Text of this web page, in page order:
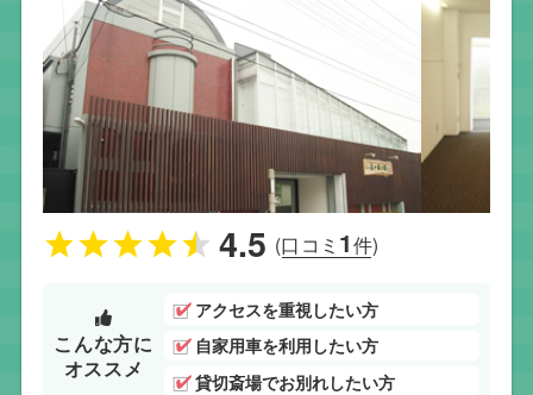
4.5 (口コミ 1件)
こんな方に
オススメ
アクセスを重視したい方
自家用車を利用したい方
貸切斎場でお別れしたい方